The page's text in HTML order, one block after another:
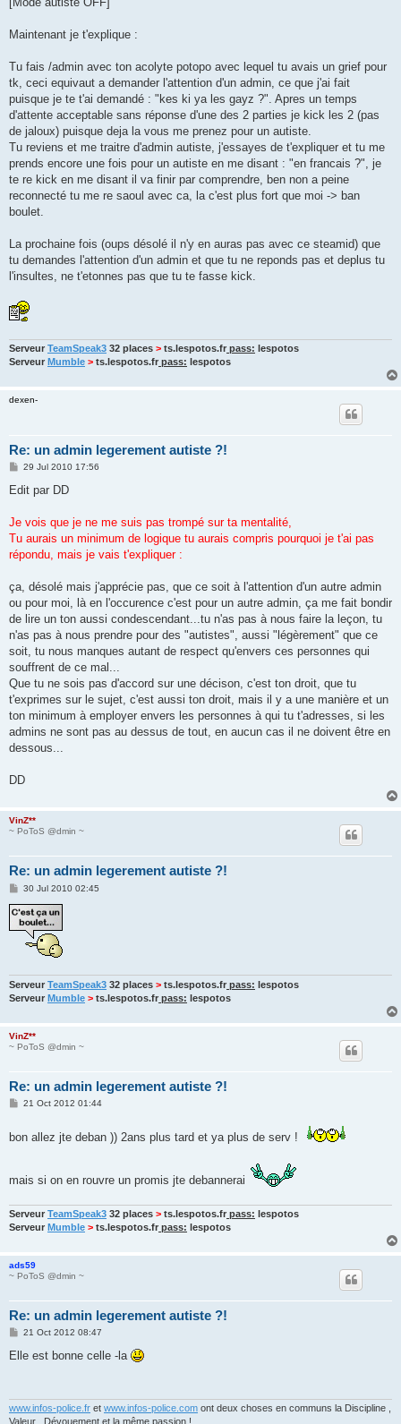
Maintenant je t'explique :
Tu fais /admin avec ton acolyte potopo avec lequel tu avais un grief pour
tk, ceci equivaut a demander l'attention d'un admin, ce que j'ai fait
puisque je te t'ai demandé : "kes ki ya les gayz ?". Apres un temps
d'attente acceptable sans réponse d'une des 2 parties je kick les 2 (pas
de jaloux) puisque deja la vous me prenez pour un autiste.
Tu reviens et me traitre d'admin autiste, j'essayes de t'expliquer et tu me
prends encore une fois pour un autiste en me disant : "en francais ?", je
te re kick en me disant il va finir par comprendre, ben non a peine
reconnecté tu me re saoul avec ca, la c'est plus fort que moi -> ban
boulet.
La prochaine fois (oups désolé il n'y en auras pas avec ce steamid) que
tu demandes l'attention d'un admin et que tu ne reponds pas et deplus tu
l'insultes, ne t'etonnes pas que tu te fasse kick.
Serveur TeamSpeak3 32 places > ts.lespotos.fr pass: lespotos
Serveur Mumble > ts.lespotos.fr pass: lespotos
dexen-
Re: un admin legerement autiste ?!
P
s
29 Jul 2010 17:56
Edit par DD
Je vois que je ne me suis pas trompé sur ta mentalité,
Tu aurais un minimum de logique tu aurais compris pourquoi je t'ai pas
répondu, mais je vais t'expliquer :
ça, désolé mais j'apprécie pas, que ce soit à l'attention d'un autre admin
ou pour moi, là en l'occurence c'est pour un autre admin, ça me fait bondir
de lire un ton aussi condescendant...tu n'as pas à nous faire la leçon, tu
n'as pas à nous prendre pour des "autistes", aussi "légèrement" que ce
soit, tu nous manques autant de respect qu'envers ces personnes qui
souffrent de ce mal...
Que tu ne sois pas d'accord sur une décison, c'est ton droit, que tu
t'exprimes sur le sujet, c'est aussi ton droit, mais il y a une manière et un
ton minimum à employer envers les personnes à qui tu t'adresses, si les
admins ne sont pas au dessus de tout, en aucun cas il ne doivent être en
dessous...
DD
VinZ**
~ PoToS @dmin ~
Re: un admin legerement autiste ?!
P
s
t
30 Jul 2010 02:45
Serveur TeamSpeak3 32 places > ts.lespotos.fr pass: lespotos
Serveur Mumble > ts.lespotos.fr pass: lespotos
VinZ**
~ PoToS @dmin ~
Re: un admin legerement autiste ?!
P
t
21 Oct 2012 01:44
bon allez jte deban )) 2ans plus tard et ya plus de serv !
mais si on en rouvre un promis jte debannerai
Serveur TeamSpeak3 32 places > ts.lespotos.fr pass: lespotos
Serveur Mumble > ts.lespotos.fr pass: lespotos
ads59
~ PoToS @dmin ~
Re: un admin legerement autiste ?!
P
s
21 Oct 2012 08:47
Elle est bonne celle -la
www.infos-police.fr et www.infos-police.com ont deux choses en communs la Discipline ,
Valeur , Dévouement et la même passion !